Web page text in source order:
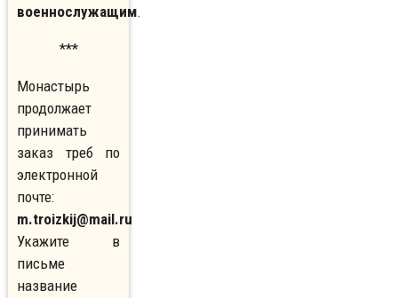
военнослужащим.
***
Монастырь
продолжает
принимать
заказ треб по
электронной
почте:
m.troizkij@mail.ru
Укажите в
письме
название